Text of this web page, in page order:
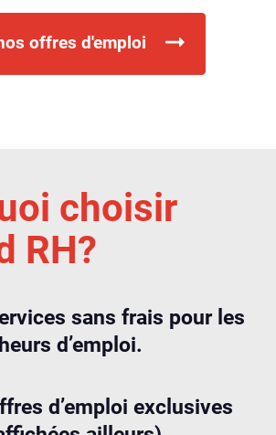
offres d'emploi
choisir
RH?
sans frais pour les
d’emploi.
d’emploi exclusives